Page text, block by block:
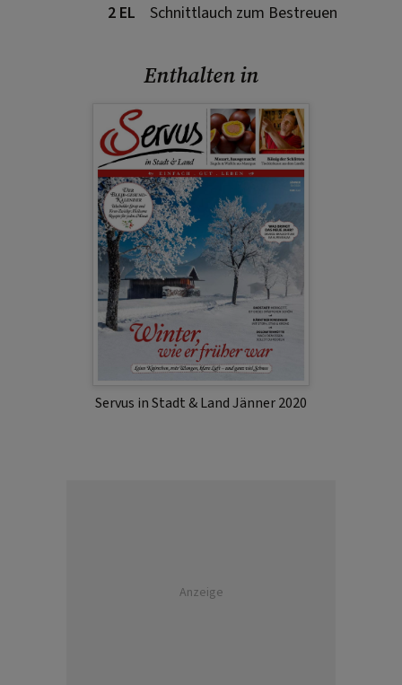
2 EL
Schnittlauch zum Bestreuen
Enthalten in
Servus in Stadt & Land Jänner 2020
Anzeige